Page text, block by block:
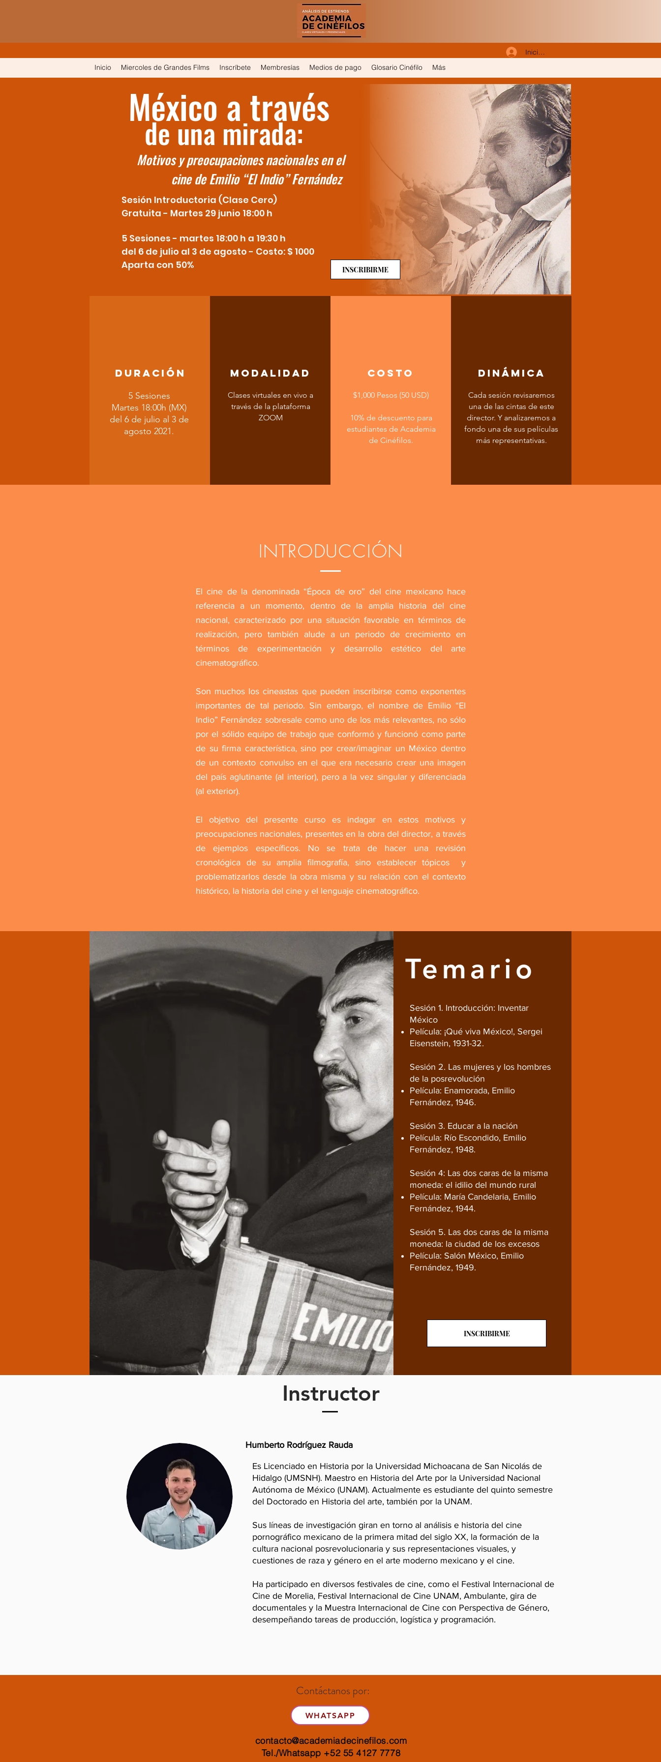
Iniciar sesión
Inicio
Miercoles de Grandes Films Inscríbete Membresías Medios de pago Glosario Cinéfilo Más
México a través
de una mirada:
Motivos y preocupaciones nacionales en el
cine de Emilio “El Indio” Fernández
Sesión Introductoria (Clase Cero)
Gratuita - Martes 29 junio 18:00 h
5 Sesiones - martes 18:00 h a 19:30 h
del 6 de julio al 3 de agosto - Costo: $ 1000
Aparta con 50%
INSCRIBIRME
DURACIÓN
5 Sesiones
Martes 18:00h (MX)
del 6 de julio al 3 de
agosto 2021.
modalidad
Clases virtuales en vivo a
través de la plataforma
ZOOM
COSTO
$1,000 Pesos (50 USD)
10% de descuento para
estudiantes de Academia
de Cinéfilos.
DINÁMICA
Cada sesión revisaremos
una de las cintas de este
director. Y analizaremos a
fondo una de sus películas
más representativas.
INTRODUCCIÓN
El cine de la denominada “Época de oro” del cine mexicano hace
referencia a un momento, dentro de la amplia historia del cine
nacional, caracterizado por una situación favorable en términos de
realización, pero también alude a un periodo de crecimiento en
términos de experimentación y desarrollo estético del arte
cinematográfico.
Son muchos los cineastas que pueden inscribirse como exponentes
importantes de tal periodo. Sin embargo, el nombre de Emilio “El
Indio” Fernández sobresale como uno de los más relevantes, no sólo
por el sólido equipo de trabajo que conformó y funcionó como parte
de su firma característica, sino por crear/imaginar un México dentro
de un contexto convulso en el que era necesario crear una imagen
del país aglutinante (al interior), pero a la vez singular y diferenciada
(al exterior).
El objetivo del presente curso es indagar en estos motivos y
preocupaciones nacionales, presentes en la obra del director, a través
de ejemplos específicos. No se trata de hacer una revisión
cronológica de su amplia filmografía, sino establecer tópicos y
problematizarlos desde la obra misma y su relación con el contexto
histórico, la historia del cine y el lenguaje cinematográfico.
Temario
Sesión 1. Introducción: Inventar
México
Película: ¡Qué viva México!, Sergei
Eisenstein, 1931-32.
Sesión 2. Las mujeres y los hombres
de la posrevolución
Película: Enamorada, Emilio
Fernández, 1946.
Sesión 3. Educar a la nación
Película: Río Escondido, Emilio
Fernández, 1948.
Sesión 4: Las dos caras de la misma
moneda: el idilio del mundo rural
Película: María Candelaria, Emilio
Fernández, 1944.
Sesión 5. Las dos caras de la misma
moneda: la ciudad de los excesos
Película: Salón México, Emilio
Fernández, 1949.
INSCRIBIRME
Instructor
Es Licenciado en Historia por la Universidad Michoacana de San Nicolás de
Hidalgo (UMSNH). Maestro en Historia del Arte por la Universidad Nacional
Autónoma de México (UNAM). Actualmente es estudiante del quinto semestre
del Doctorado en Historia del arte, también por la UNAM.
Sus líneas de investigación giran en torno al análisis e historia del cine
pornográfico mexicano de la primera mitad del siglo XX, la formación de la
cultura nacional posrevolucionaria y sus representaciones visuales, y
cuestiones de raza y género en el arte moderno mexicano y el cine.
Ha participado en diversos festivales de cine, como el Festival Internacional de
Cine de Morelia, Festival Internacional de Cine UNAM, Ambulante, gira de
documentales y la Muestra Internacional de Cine con Perspectiva de Género,
desempeñando tareas de producción, logística y programación.
Humberto Rodríguez Rauda
Contáctanos por:
WHATSAPP
contacto@academiadecinefilos.com
Tel./Whatsapp +52 55 4127 7778